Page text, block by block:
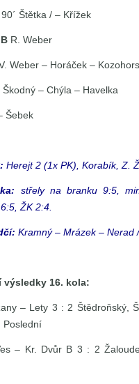
Štětka / – Křížek
R. Weber
Weber – Horáček –
Škodný – Chýla – Havelka
Šebek
Herejt 2 (1x PK), Korabík, Z.
střely na branku 9:5,
ŽK 2:4.
Kramný – Mrázek – Nerad
výsledky 16. kola:
– Lety 3 : 2 Štědroňský,
Poslední
– Kr. Dvůr B 3 : 2